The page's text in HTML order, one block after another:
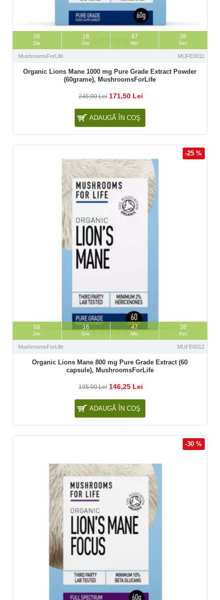
08
Zile
16
Ore
47
Min
37
Sec
MushroomsForLife MUFE0011
Organic Lions Mane 1000 mg Pure Grade Extract Powder
(60grame), MushroomsForLife
245,00 Lei 171,50 Lei
ADAUGĂ ÎN COŞ
-25 %
08
Zile
16
Ore
47
Min
37
Sec
MushroomsForLife MUFE0012
Organic Lions Mane 800 mg Pure Grade Extract (60
capsule), MushroomsForLife
195,00 Lei 146,25 Lei
ADAUGĂ ÎN COŞ
-30 %